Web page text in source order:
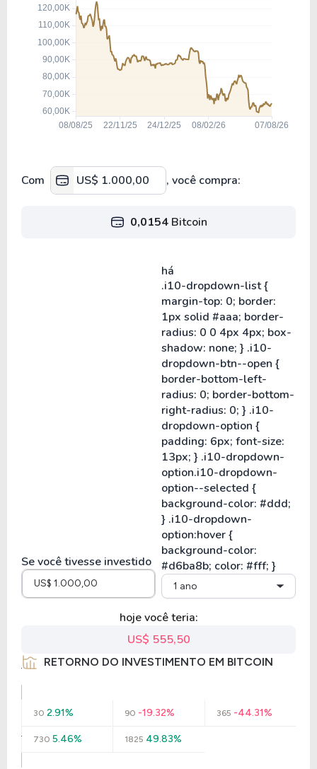
Com , você compra:
0,0154 Bitcoin
Se você tivesse investido
há
1 ano
hoje você teria:
US$ 555,50
RETORNO DO INVESTIMENTO EM BITCOIN
30 2.91% 90 -19.32% 365 -44.31%
730 5.46% 1825 49.83%